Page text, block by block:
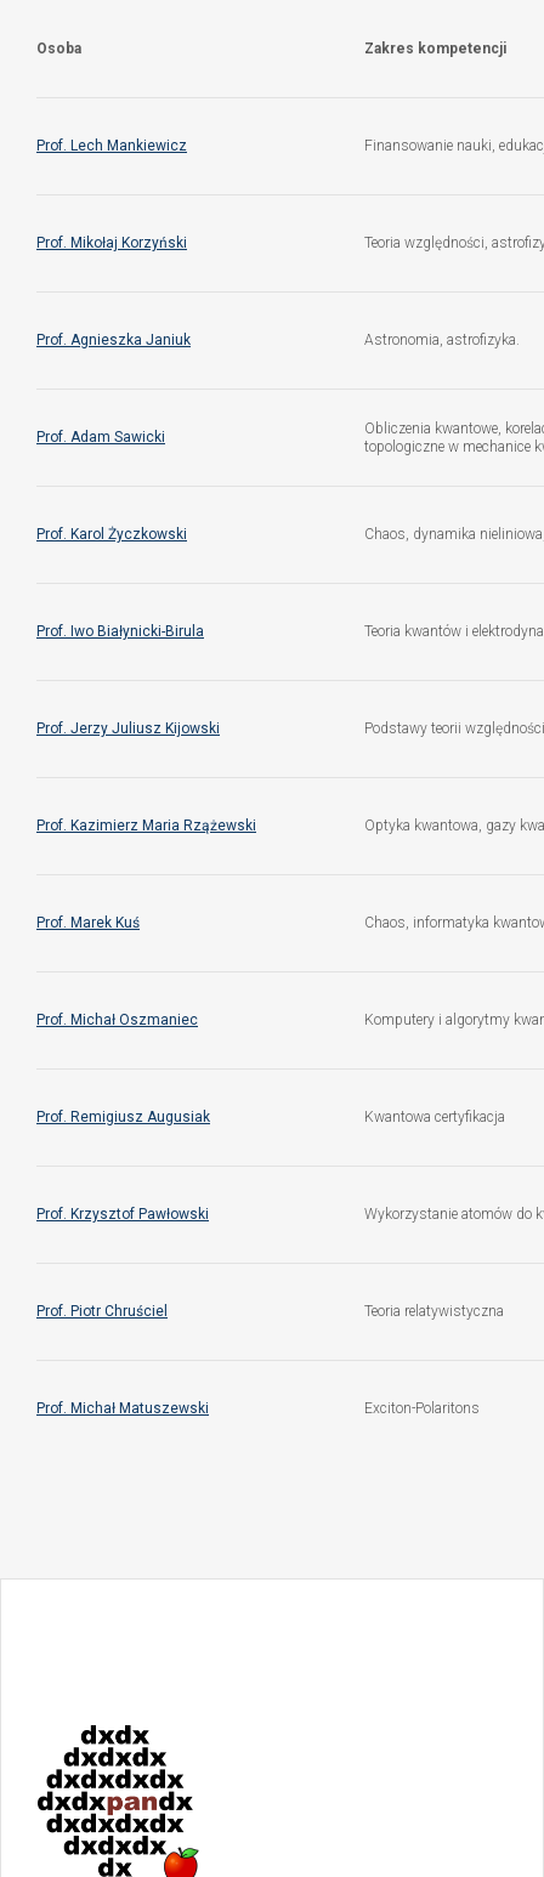
Osoba Zakres kompetencji
Prof. Lech Mankiewicz Finansowanie nauki,
Prof. Mikołaj Korzyński Teoria względności,
Prof. Agnieszka Janiuk Astronomia, astrofizyka.
Prof. Adam Sawicki
Obliczenia kwantowe,
topologiczne w mechanice
Prof. Karol Życzkowski Chaos, dynamika
Prof. Iwo Białynicki-Birula Teoria kwantów i
Prof. Jerzy Juliusz Kijowski Podstawy teorii
Prof. Kazimierz Maria Rzążewski Optyka kwantowa, gazy
Prof. Marek Kuś Chaos, informatyka
Prof. Michał Oszmaniec Komputery i algorytmy
Prof. Remigiusz Augusiak Kwantowa certyfikacja
Prof. Krzysztof Pawłowski Wykorzystanie atomów do
Prof. Piotr Chruściel Teoria relatywistyczna
Prof. Michał Matuszewski Exciton-Polaritons